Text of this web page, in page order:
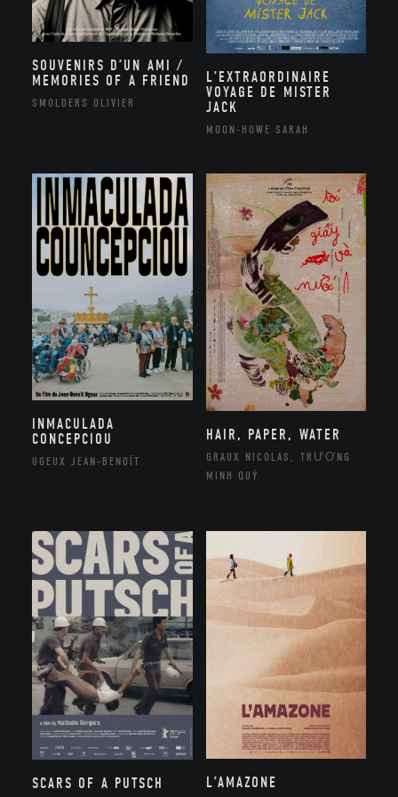
SOUVENIRS D’UN AMI /
MEMORIES OF A FRIEND
SMOLDERS OLIVIER
L’EXTRAORDINAIRE
VOYAGE DE MISTER
JACK
MOON-HOWE SARAH
INMACULADA
CONCEPCIOU
UGEUX JEAN-BENOÎT
HAIR, PAPER, WATER
GRAUX NICOLAS, TRƯƠNG
MINH QUÝ
SCARS OF A PUTSCH L’AMAZONE